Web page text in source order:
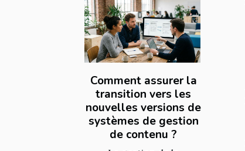
Comment assurer la
transition vers les
nouvelles versions de
systèmes de gestion
de contenu ?